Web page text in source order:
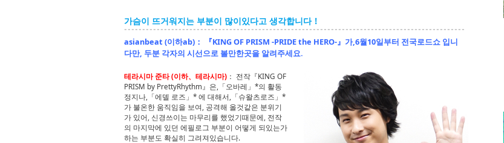
가슴이 뜨거워지는 부분이 많이있다고 생각합니다！
asianbeat (이하ab)： 『KING OF PRISM -PRIDE the HERO-』가,6월10일부터 전국로드쇼 입니
다만, 두분 각자의 시선으로 볼만한곳을 알려주세요.
테라시마 준타 (이하、테라시마) ： 전작『KING OF
PRISM by PrettyRhythm』은,「오바레」*의 활동
정지나,「에델 로즈」* 에 대해서,「슈왈츠로즈」*
가 불온한 움직임을 보여, 공격해 올것같은 분위기
가 있어, 신경쓰이는 마무리를 했었기때문에, 전작
의 마지막에 있던 에필로그 부분이 어떻게 되있는가
하는 부분도 확실히 그려져있습니다.